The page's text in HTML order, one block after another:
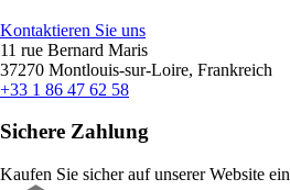
Kontaktieren Sie uns
11 rue Bernard Maris
37270 Montlouis-sur-Loire, Frankreich
+33 1 86 47 62 58
Sichere Zahlung
Kaufen Sie sicher auf unserer Website ein